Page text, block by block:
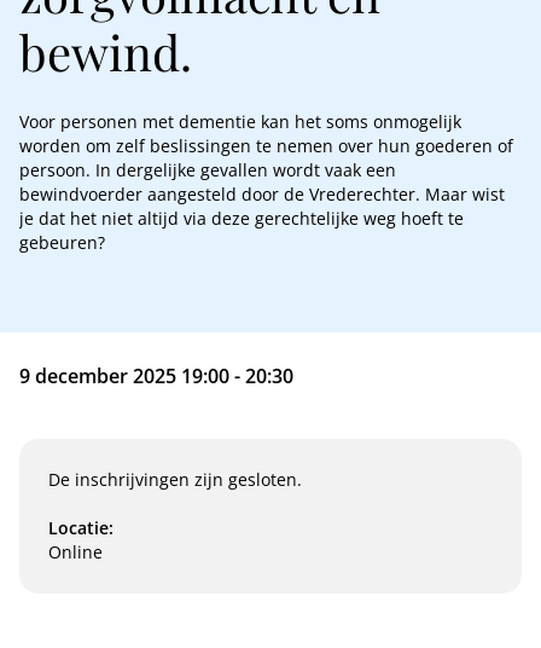
bewind.
Voor personen met dementie kan het soms onmogelijk
worden om zelf beslissingen te nemen over hun goederen of
persoon. In dergelijke gevallen wordt vaak een
bewindvoerder aangesteld door de Vrederechter. Maar wist
je dat het niet altijd via deze gerechtelijke weg hoeft te
gebeuren?
9 december 2025 19:00 - 20:30
De inschrijvingen zijn gesloten.
Locatie:
Online